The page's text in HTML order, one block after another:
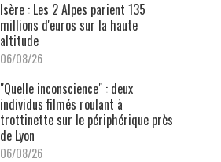
Isère : Les 2 Alpes parient 135
millions d'euros sur la haute
altitude
06/08/26
"Quelle inconscience" : deux
individus filmés roulant à
trottinette sur le périphérique près
de Lyon
06/08/26